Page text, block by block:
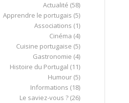
Actualité (58)
Apprendre le portugais (5)
Associations (1)
Cinéma (4)
Cuisine portugaise (5)
Gastronomie (4)
Histoire du Portugal (11)
Humour(5)
Informations (18)
Le saviez-vous ?(26)